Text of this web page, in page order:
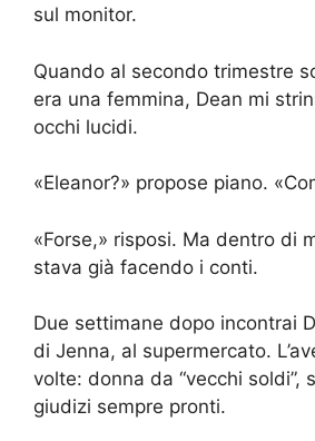
sul monitor.
Quando al secondo trimestre
era una femmina, Dean mi
occhi lucidi.
«Eleanor?» propose piano.
«Forse,» risposi. Ma dentro di
stava già facendo i conti.
Due settimane dopo incontrai
di Jenna, al supermercato.
volte: donna da “vecchi soldi”,
giudizi sempre pronti.